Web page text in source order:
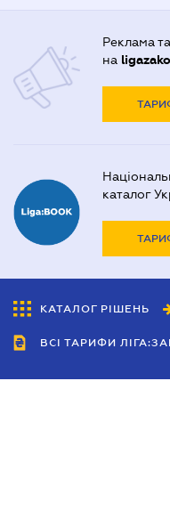
Реклама
на
каталог
КАТАЛОГ РІШЕНЬ
ВСІ ТАРИФИ